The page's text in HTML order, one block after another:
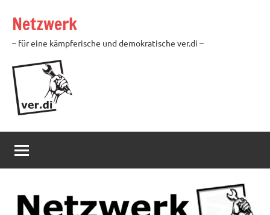
Inhalt
springen
Netzwerk
– für eine kämpferische und demokratische ver.di –